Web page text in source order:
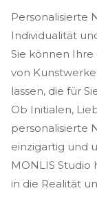
Personalisierte
Individualität
Sie können
von
lassen, die für
Ob Initialen,
personalisierte
einzigartig und
MONLIS Studio
in die Realität